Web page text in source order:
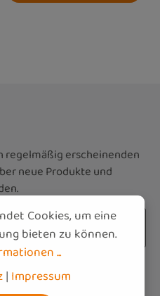
regelmäßig erscheinenden
neue Produkte und
Felder sind
Cookies, um eine
bieten zu können.
...
| Impressum